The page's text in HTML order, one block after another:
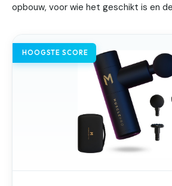
opbouw, voor wie het geschikt is en
HOOGSTE SCORE